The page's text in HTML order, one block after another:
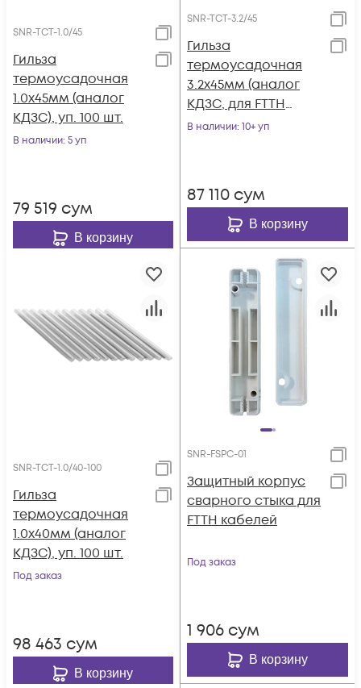
SNR-TCT-1.0/45
Гильза
термоусадочная
1.0х45мм (аналог
КДЗС), уп. 100 шт.
В наличии: 5 уп
79 519 сум
В корзину
SNR-TCT-3.2/45
Гильза
термоусадочная
3.2х45мм (аналог
КДЗС, для FTTH
кабеля), уп. 50 шт.
В наличии: 10+ уп
87 110 сум
В корзину
SNR-TCT-1.0/40-100
Гильза
термоусадочная
1.0х40мм (аналог
КДЗС), уп. 100 шт.
Под заказ
98 463 сум
В корзину
SNR-FSPC-01
Защитный корпус
сварного стыка для
FTTH кабелей
Под заказ
1 906 сум
В корзину